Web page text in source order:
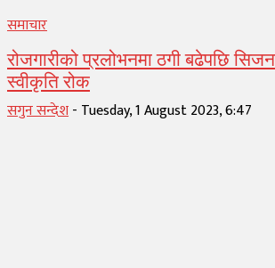
समाचार
रोजगारीको प्रलोभनमा ठगी बढेपछि
स्वीकृति रोक
सगुन सन्देश- Tuesday, 1 August 2023, 6:47